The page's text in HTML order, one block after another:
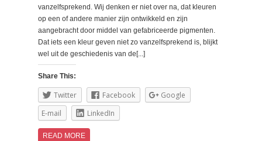
vanzelfsprekend. Wij denken er niet over na, dat kleuren
op een of andere manier zijn ontwikkeld en zijn
aangebracht door middel van gefabriceerde pigmenten.
Dat iets een kleur geven niet zo vanzelfsprekend is, blijkt
wel uit de geschiedenis van de[...]
Share This:
Twitter Facebook
Google
E-mail
LinkedIn
READ MORE